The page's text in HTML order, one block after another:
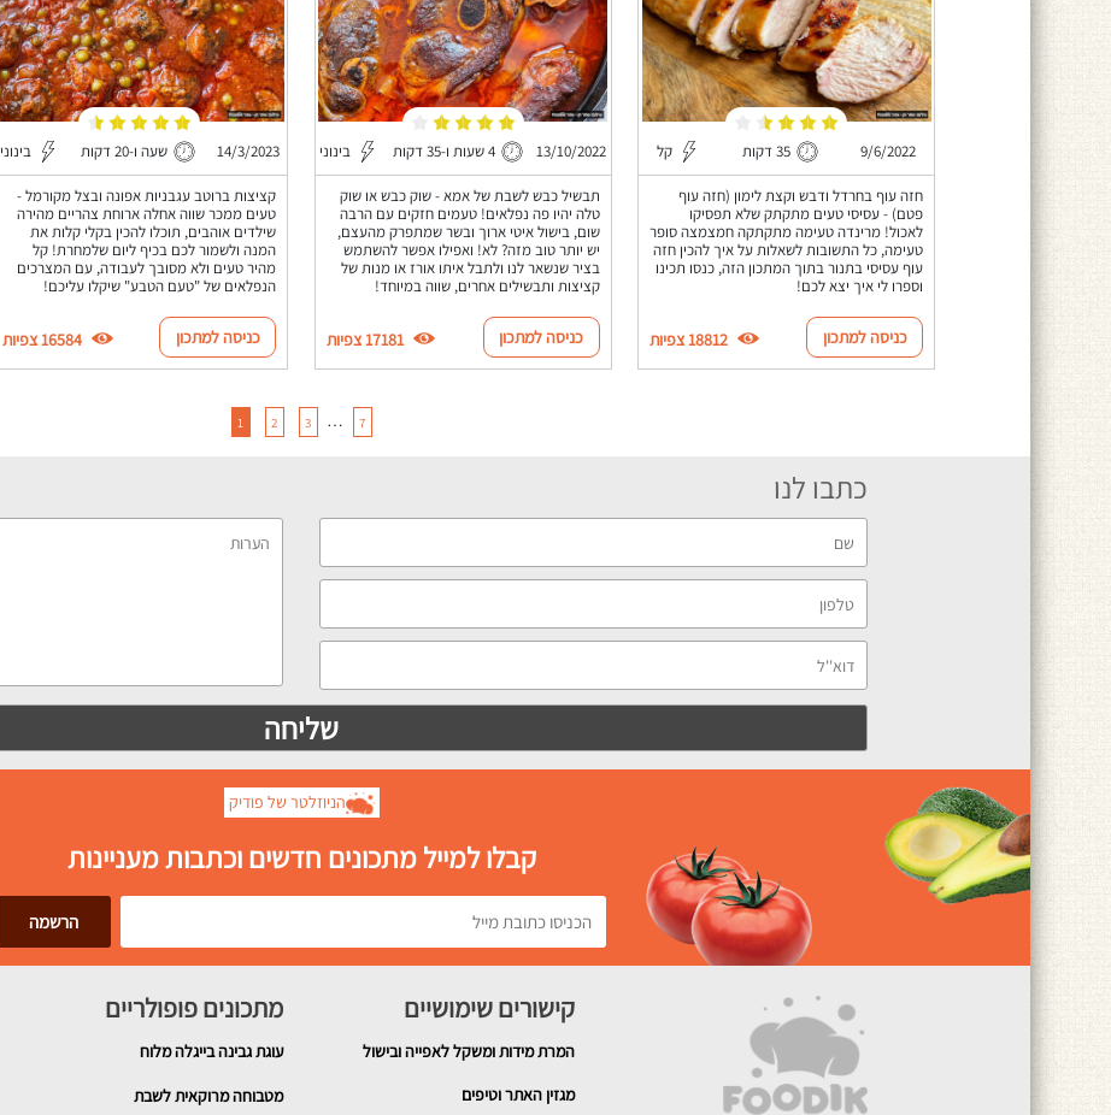
9/6/2022 35 דקות קל
חזה עוף בחרדל ודבש וקצת לימון (חזה עוף
פטם) - עסיסי טעים מתקתק שלא תפסיקו
לאכול! מרינדה טעימה מתקתקה חמצמצה סופר
טעימה, כל התשובות לשאלות על איך להכין חזה
עוף עסיסי בתנור בתוך המתכון הזה, כנסו תכינו
וספרו לי איך יצא לכם!
כניסה למתכון 18812 צפיות
13/10/2022 4 שעות ו-35 דקות בינוני
תבשיל כבש לשבת של אמא - שוק כבש או שוק
טלה יהיו פה נפלאים! טעמים חזקים עם הרבה
שום, בישול איטי ארוך ובשר שמתפרק מהעצם,
יש יותר טוב מזה? לא! ואפילו אפשר להשתמש
בציר שנשאר לנו ולתבל איתו אורז או מנות של
קציצות ותבשילים אחרים, שווה במיוחד!
כניסה למתכון 17181 צפיות
14/3/2023 שעה ו-20 דקות בינוני
קציצות ברוטב עגבניות אפונה ובצל מקורמל -
טעים ממכר שווה אחלה ארוחת צהריים מהירה
שילדים אוהבים, תוכלו להכין בקלי קלות את
המנה ולשמור לכם בכיף ליום שלמחרת! קל
מהיר טעים ולא מסובך לעבודה, עם המצרכים
הנפלאים של "טעם הטבע" שיקלו עליכם!
כניסה למתכון 16584 צפיות
1 2 3 … 7
כתבו לנו
הניוזלטר של פודיק
קבלו למייל מתכונים חדשים וכתבות מעניינות
קישורים שימושיים
המרת מידות ומשקל לאפייה ובישול
מגזין האתר וטיפים
מתכונים פופולריים
עוגת גבינה בייגלה מלוח
מטבוחה מרוקאית לשבת